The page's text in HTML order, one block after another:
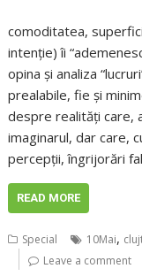
comoditatea,
intenţie) îi
opina şi analiza
prealabile, fie şi
despre realităţi care,
imaginarul, dar care,
percepţii, îngrijorări
READ MORE
Special 10Mai,
Leave a comment